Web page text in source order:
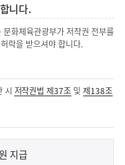
니다.
화체육관광부가 저작권 전부를
락을 받으셔야 합니다.
시 저작권법 제37조 및제138조
지급